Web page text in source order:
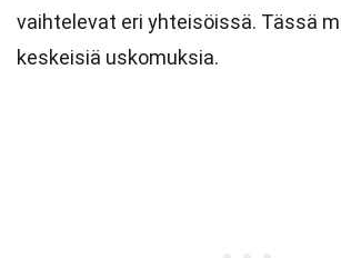
vaihtelevat eri yhteisöissä. Tässä
keskeisiä uskomuksia.